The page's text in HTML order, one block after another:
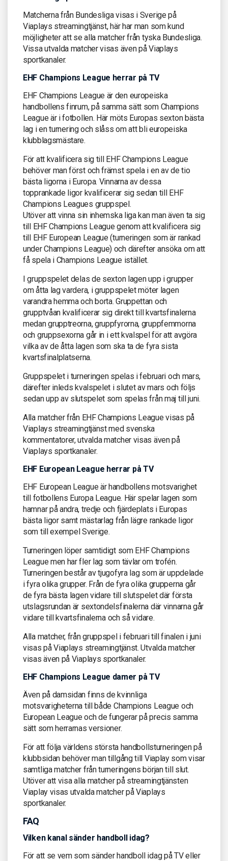
Matcherna från Bundesliga visas i Sverige på
Viaplays streamingtjänst, här har man som kund
möjligheter att se alla matcher från tyska Bundesliga.
Vissa utvalda matcher visas även på Viaplays
sportkanaler.
EHF Champions League herrar på TV
EHF Champions League är den europeiska
handbollens finrum, på samma sätt som Champions
League är i fotbollen. Här möts Europas sexton bästa
lag i en turnering och slåss om att bli europeiska
klubblagsmästare.
För att kvalificera sig till EHF Champions League
behöver man först och främst spela i en av de tio
bästa ligorna i Europa. Vinnarna av dessa
topprankade ligor kvalificerar sig sedan till EHF
Champions Leagues gruppspel.
Utöver att vinna sin inhemska liga kan man även ta sig
till EHF Champions League genom att kvalificera sig
till EHF European League (turneringen som är rankad
under Champions League) och därefter ansöka om att
få spela i Champions League istället.
I gruppspelet delas de sexton lagen upp i grupper
om åtta lag vardera, i gruppspelet möter lagen
varandra hemma och borta. Gruppettan och
grupptvåan kvalificerar sig direkt till kvartsfinalerna
medan grupptreorna, gruppfyrorna, gruppfemmorna
och gruppsexorna går in i ett kvalspel för att avgöra
vilka av de åtta lagen som ska ta de fyra sista
kvartsfinalplatserna.
Gruppspelet i turneringen spelas i februari och mars,
därefter inleds kvalspelet i slutet av mars och följs
sedan upp av slutspelet som spelas från maj till juni.
Alla matcher från EHF Champions League visas på
Viaplays streamingtjänst med svenska
kommentatorer, utvalda matcher visas även på
Viaplays sportkanaler.
EHF European League herrar på TV
EHF European League är handbollens motsvarighet
till fotbollens Europa League. Här spelar lagen som
hamnar på andra, tredje och fjärdeplats i Europas
bästa ligor samt mästarlag från lägre rankade ligor
som till exempel Sverige.
Turneringen löper samtidigt som EHF Champions
League men har fler lag som tävlar om trofén.
Turneringen består av tjugofyra lag som är uppdelade
i fyra olika grupper. Från de fyra olika grupperna går
de fyra bästa lagen vidare till slutspelet där första
utslagsrundan är sextondelsfinalerna där vinnarna går
vidare till kvartsfinalerna och så vidare.
Alla matcher, från gruppspel i februari till finalen i juni
visas på Viaplays streamingtjänst. Utvalda matcher
visas även på Viaplays sportkanaler.
EHF Champions League damer på TV
Även på damsidan finns de kvinnliga
motsvarigheterna till både Champions League och
European League och de fungerar på precis samma
sätt som herrarnas versioner.
För att följa världens största handbollsturneringen på
klubbsidan behöver man tillgång till Viaplay som visar
samtliga matcher från turneringens början till slut.
Utöver att visa alla matcher på streamingtjänsten
Viaplay visas utvalda matcher på Viaplays
sportkanaler.
FAQ
Vilken kanal sänder handboll idag?
För att se vem som sänder handboll idag på TV eller